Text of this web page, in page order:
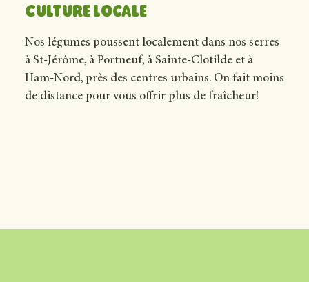
Culture locale
Nos légumes poussent localement dans nos serres
à St-Jérôme, à Portneuf, à Sainte-Clotilde et à
Ham-Nord, près des centres urbains. On fait moins
de distance pour vous offrir plus de fraîcheur!